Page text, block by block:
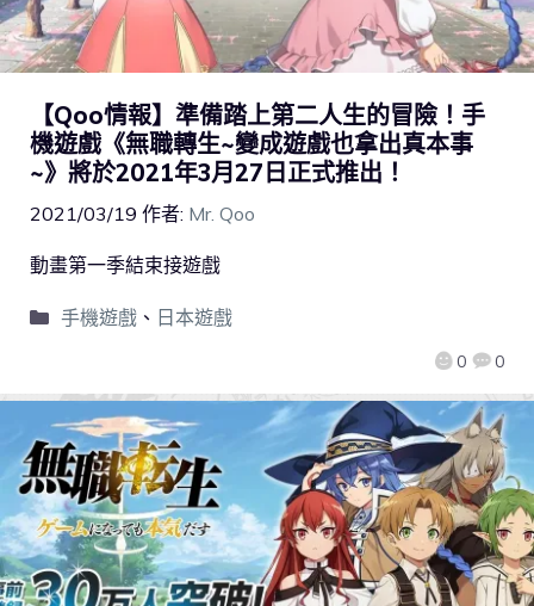
【Qoo情報】準備踏上第二人生的冒險！手
機遊戲《無職轉生~變成遊戲也拿出真本事
~》將於2021年3月27日正式推出！
2021/03/19 作者: Mr. Qoo
0 0
動畫第一季結束接遊戲
手機遊戲、 日本遊戲